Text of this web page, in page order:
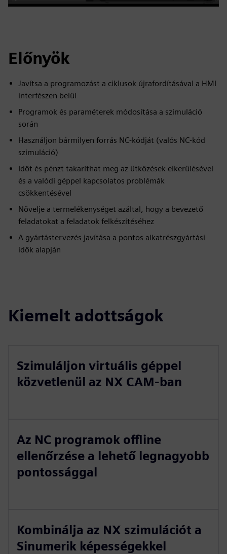
Play Mute Settings
PIP
Enter
Előnyök
Javítsa a programozást a ciklusok újrafordításával a HMI
interfészen belül
Programok és paraméterek módosítása a szimuláció
során
Használjon bármilyen forrás NC-kódját (valós NC-kód
szimuláció)
Időt és pénzt takaríthat meg az ütközések elkerülésével
és a valódi géppel kapcsolatos problémák
csökkentésével
Növelje a termelékenységet azáltal, hogy a bevezető
feladatokat a feladatok felkészítéséhez
A gyártástervezés javítása a pontos alkatrészgyártási
idők alapján
Kiemelt adottságok
Szimuláljon virtuális géppel
közvetlenül az NX CAM-ban
Az NC programok offline
ellenőrzése a lehető legnagyobb
pontossággal
Kombinálja az NX szimulációt a
Sinumerik képességekkel